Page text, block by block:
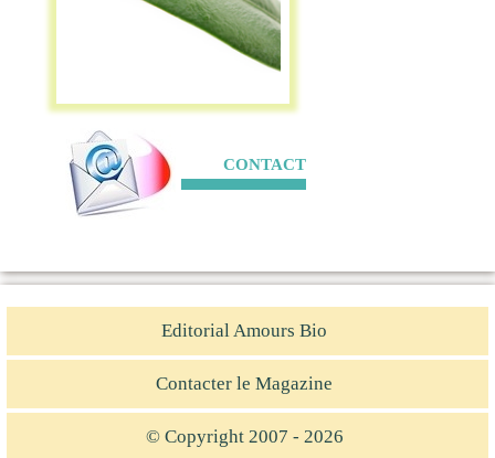
CONTACT
Editorial Amours Bio
Contacter le Magazine
© Copyright 2007 - 2026